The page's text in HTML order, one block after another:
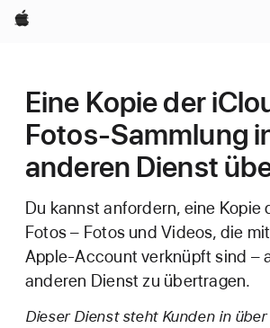
Apple
Eine Kopie der
Fotos-Sammlung
anderen Dienst
Du kannst anfordern, eine Kopie
Fotos – Fotos und Videos, die
Apple-Account verknüpft sind –
anderen Dienst zu übertragen.
Dieser Dienst steht Kunden in